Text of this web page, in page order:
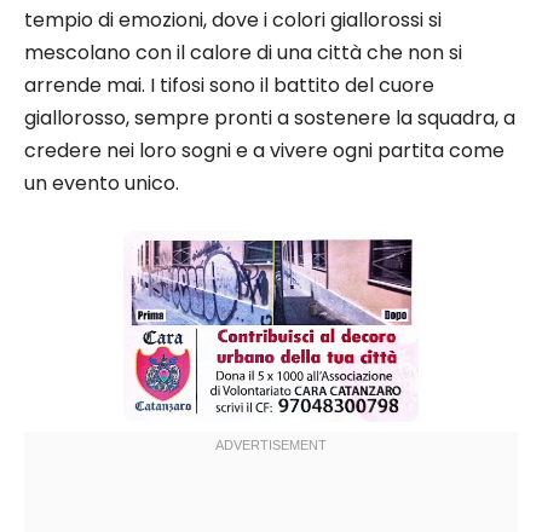
tempio di emozioni, dove i colori giallorossi si
mescolano con il calore di una città che non si
arrende mai. I tifosi sono il battito del cuore
giallorosso, sempre pronti a sostenere la squadra, a
credere nei loro sogni e a vivere ogni partita come
un evento unico.